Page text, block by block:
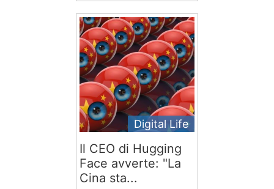
Digital Life
Il CEO di Hugging
Face avverte: "La
Cina sta...